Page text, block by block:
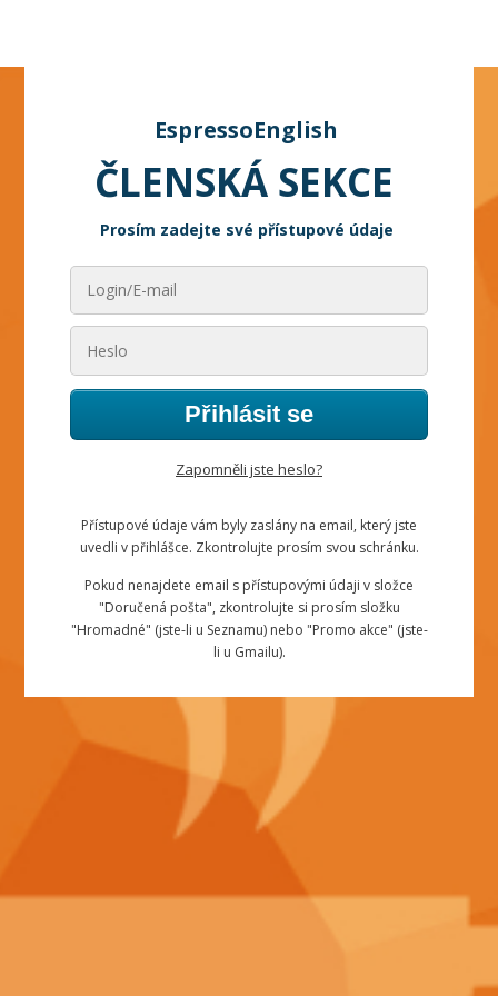
EspressoEnglish
ČLENSKÁ SEKCE
Prosím zadejte své přístupové údaje
Přihlásit se
Zapomněli jste heslo?
Přístupové údaje vám byly zaslány na email, který jste
uvedli v přihlášce. Zkontrolujte prosím svou schránku.
Pokud nenajdete email s přístupovými údaji v složce
"Doručená pošta", zkontrolujte si prosím složku
"Hromadné" (jste-li u Seznamu) nebo "Promo akce" (jste-
li u Gmailu).